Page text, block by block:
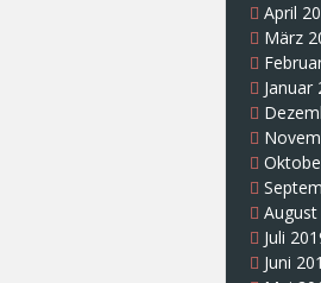
April
März
Januar
Juli
Juni